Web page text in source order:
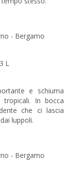
- Bergamo
L
e schiuma
In bocca
che ci lascia
luppoli.
- Bergamo